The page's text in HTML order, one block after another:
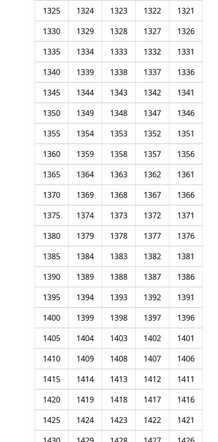
1321
1322
1323
1324
1325
1326
1327
1328
1329
1330
1331
1332
1333
1334
1335
1336
1337
1338
1339
1340
1341
1342
1343
1344
1345
1346
1347
1348
1349
1350
1351
1352
1353
1354
1355
1356
1357
1358
1359
1360
1361
1362
1363
1364
1365
1366
1367
1368
1369
1370
1371
1372
1373
1374
1375
1376
1377
1378
1379
1380
1381
1382
1383
1384
1385
1386
1387
1388
1389
1390
1391
1392
1393
1394
1395
1396
1397
1398
1399
1400
1401
1402
1403
1404
1405
1406
1407
1408
1409
1410
1411
1412
1413
1414
1415
1416
1417
1418
1419
1420
1421
1422
1423
1424
1425